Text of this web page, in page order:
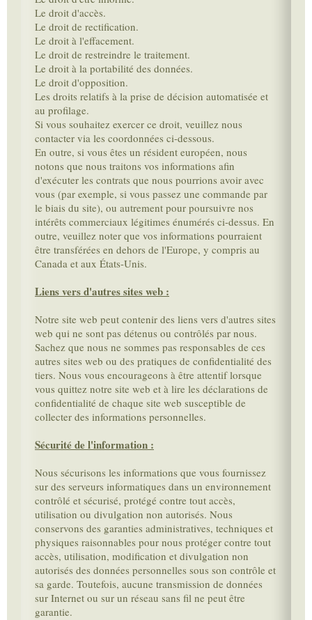
Le droit d'accès.
Le droit de rectification.
Le droit à l'effacement.
Le droit de restreindre le traitement.
Le droit à la portabilité des données.
Le droit d'opposition.
Les droits relatifs à la prise de décision automatisée et
au profilage.
Si vous souhaitez exercer ce droit, veuillez nous
contacter via les coordonnées ci-dessous.
En outre, si vous êtes un résident européen, nous
notons que nous traitons vos informations afin
d'exécuter les contrats que nous pourrions avoir avec
vous (par exemple, si vous passez une commande par
le biais du site), ou autrement pour poursuivre nos
intérêts commerciaux légitimes énumérés ci-dessus. En
outre, veuillez noter que vos informations pourraient
être transférées en dehors de l'Europe, y compris au
Canada et aux États-Unis.
Liens vers d'autres sites web :
Notre site web peut contenir des liens vers d'autres sites
web qui ne sont pas détenus ou contrôlés par nous.
Sachez que nous ne sommes pas responsables de ces
autres sites web ou des pratiques de confidentialité des
tiers. Nous vous encourageons à être attentif lorsque
vous quittez notre site web et à lire les déclarations de
confidentialité de chaque site web susceptible de
collecter des informations personnelles.
Sécurité de l'information :
Nous sécurisons les informations que vous fournissez
sur des serveurs informatiques dans un environnement
contrôlé et sécurisé, protégé contre tout accès,
utilisation ou divulgation non autorisés. Nous
conservons des garanties administratives, techniques et
physiques raisonnables pour nous protéger contre tout
accès, utilisation, modification et divulgation non
autorisés des données personnelles sous son contrôle et
sa garde. Toutefois, aucune transmission de données
sur Internet ou sur un réseau sans fil ne peut être
garantie.